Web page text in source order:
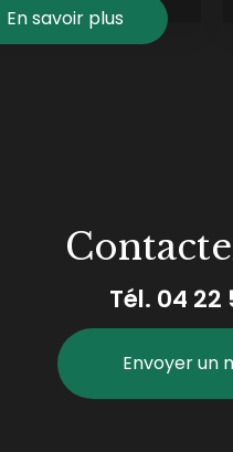
En savoir plus
Tél. 04 22
Envoyer un